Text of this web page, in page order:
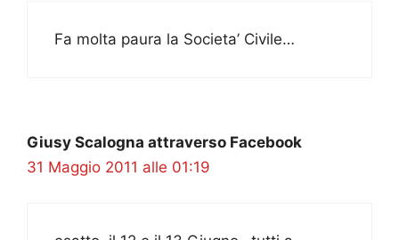
Fa molta paura la Societa’ Civile…
Giusy Scalogna attraverso Facebook
31 Maggio 2011 alle 01:19